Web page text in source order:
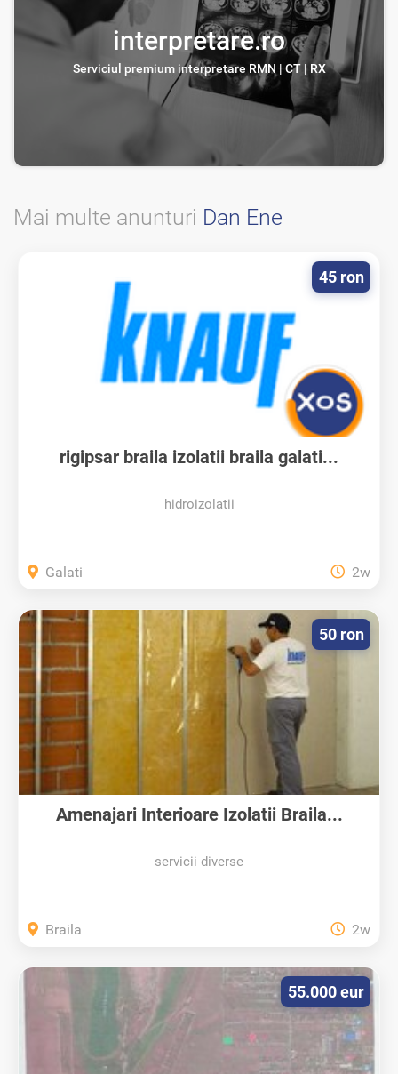
interpretare.ro
Serviciul premium interpretare RMN | CT | RX
Mai multe anunturi Dan Ene
rigipsar braila izolatii braila galati...
hidroizolatii
45 ron
Galati 2w
Amenajari Interioare Izolatii Braila...
servicii diverse
50 ron
Braila 2w
55.000 eur